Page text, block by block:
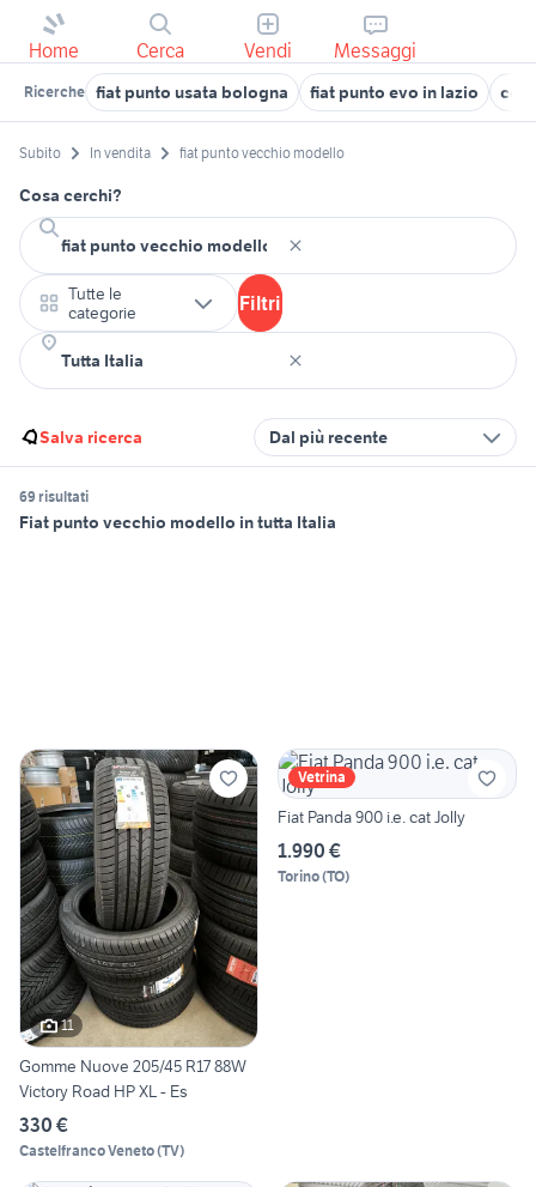
Home Cerca Vendi Messaggi
Ricerche fiat punto usata bologna fiat punto evo in lazio
Subito In vendita fiat punto vecchio modello
Cosa cerchi?
Tutte le
categorie
Filtri
Salva ricerca Dal più recente
69 risultati
Fiat punto vecchio modello in tutta Italia
11
Gomme Nuove 205/45 R17 88W
Victory Road HP XL - Es
330 €
Castelfranco Veneto(TV)
Vetrina
Fiat Panda 900 i.e. cat Jolly
1.990 €
Torino(TO)